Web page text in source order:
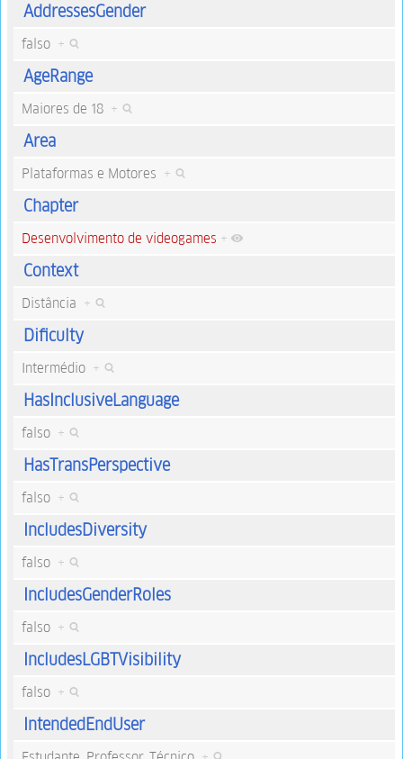
AddressesGender
falso +
AgeRange
Maiores de 18 +
Area
Plataformas e Motores +
Chapter
Desenvolvimento de videogames +
Context
Distância +
Dificulty
Intermédio +
HasInclusiveLanguage
falso +
HasTransPerspective
falso +
IncludesDiversity
falso +
IncludesGenderRoles
falso +
IncludesLGBTVisibility
falso +
IntendedEndUser